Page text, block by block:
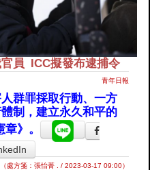
官員 ICC擬發布逮捕令
青年日報
群罪採取行動、一方
制，建立永久和平的
》。
（處方箋：張怡菁 . / 2023-03-17 09:00）